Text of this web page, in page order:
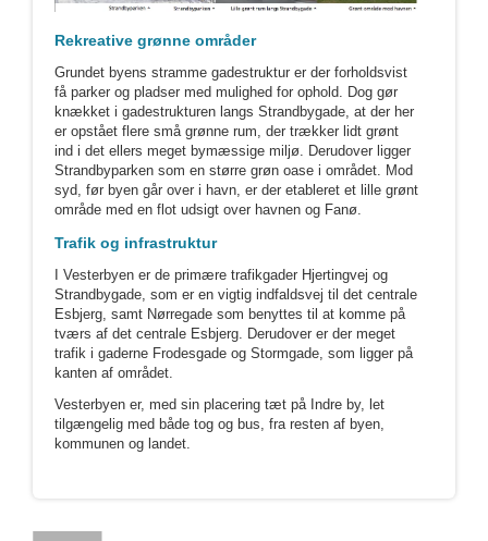
Rekreative grønne områder
Grundet byens stramme gadestruktur er der forholdsvist
få parker og pladser med mulighed for ophold. Dog gør
knækket i gadestrukturen langs Strandbygade, at der her
er opstået flere små grønne rum, der trækker lidt grønt
ind i det ellers meget bymæssige miljø. Derudover ligger
Strandbyparken som en større grøn oase i området. Mod
syd, før byen går over i havn, er der etableret et lille grønt
område med en flot udsigt over havnen og Fanø.
Trafik og infrastruktur
I Vesterbyen er de primære trafikgader Hjertingvej og
Strandbygade, som er en vigtig indfaldsvej til det centrale
Esbjerg, samt Nørregade som benyttes til at komme på
tværs af det centrale Esbjerg. Derudover er der meget
trafik i gaderne Frodesgade og Stormgade, som ligger på
kanten af området.
Vesterbyen er, med sin placering tæt på Indre by, let
tilgængelig med både tog og bus, fra resten af byen,
kommunen og landet.